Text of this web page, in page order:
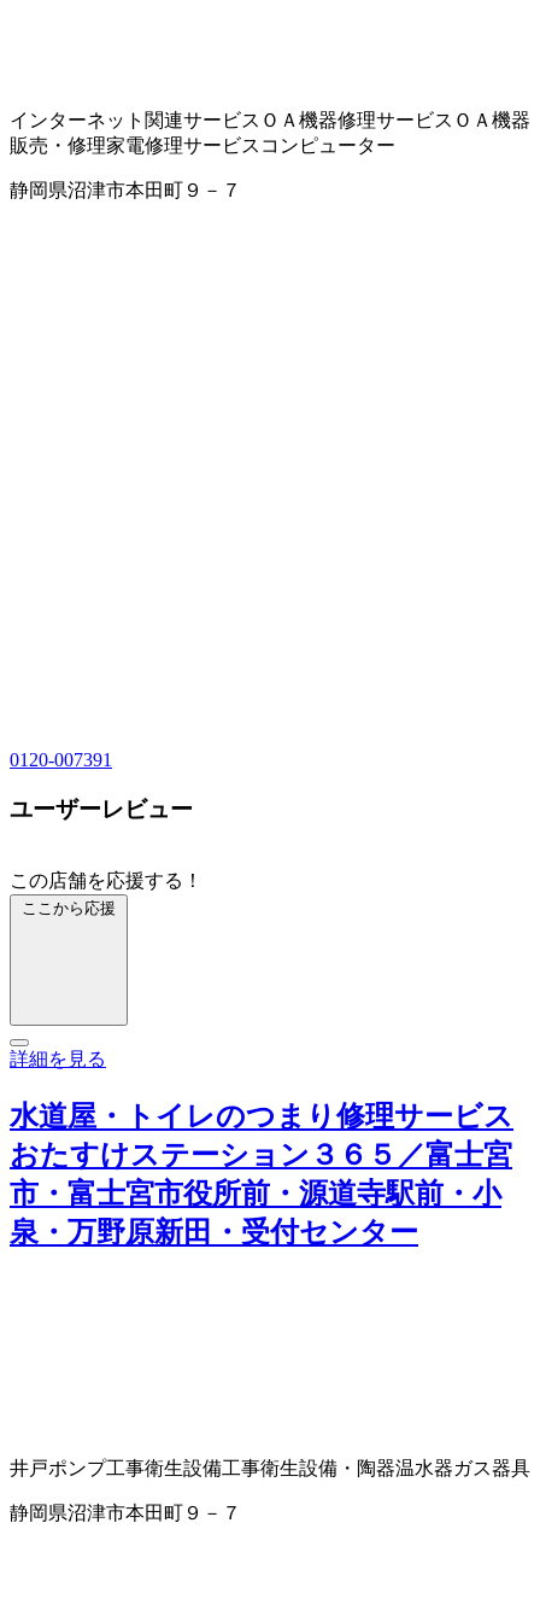
インターネット関連サービス ＯＡ機器修理サービス ＯＡ機器
販売・修理家電修理サービス コンピューター
静岡県沼津市本田町９－７
0120-007391
ユーザーレビュー
この店舗を応援する！
ここから応援
詳細を見る
水道屋・トイレのつまり修理サービス
おたすけステーション３６５／富士宮
市・富士宮市役所前・源道寺駅前・小
泉・万野原新田・受付センター
井戸ポンプ工事衛生設備工事衛生設備・陶器温水器ガス器具
静岡県沼津市本田町９－７